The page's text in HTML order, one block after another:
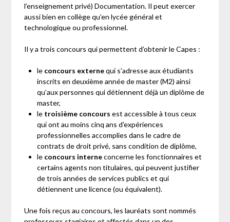
l’enseignement privé) Documentation. Il peut exercer
aussi bien en collège qu’en lycée général et
technologique ou professionnel.
Il y a trois concours qui permettent d’obtenir le Capes :
le concours externequi s’adresse aux étudiants
inscrits en deuxième année de master (M2) ainsi
qu’aux personnes qui détiennent déjà un diplôme de
master,
le troisième concoursest accessible à tous ceux
qui ont au moins cinq ans d’expériences
professionnelles accomplies dans le cadre de
contrats de droit privé, sans condition de diplôme,
le concours interneconcerne les fonctionnaires et
certains agents non titulaires, qui peuvent justifier
de trois années de services publics et qui
détiennent une licence (ou équivalent).
Une fois reçus au concours, les lauréats sont nommés